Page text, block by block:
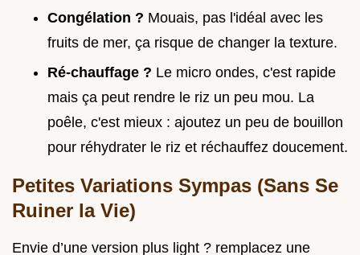
Congélation ? Mouais, pas l'idéal avec les
fruits de mer, ça risque de changer la texture.
Ré-chauffage ? Le micro ondes, c'est rapide
mais ça peut rendre le riz un peu mou. La
poêle, c'est mieux : ajoutez un peu de bouillon
pour réhydrater le riz et réchauffez doucement.
Petites Variations Sympas (Sans Se
Ruiner la Vie)
Envie d’une version plus light ? remplacez une